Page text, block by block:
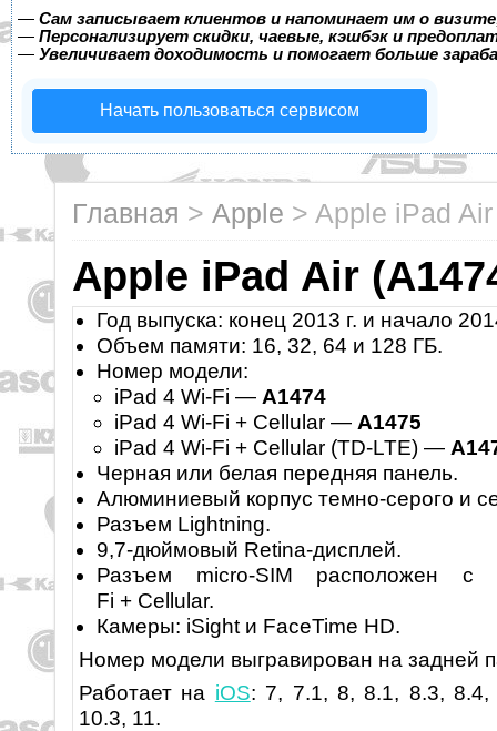
— Сам записывает клиентов и напоминает им о
— Персонализирует скидки, чаевые, кэшбэк и
— Увеличивает доходимость и помогает больше
Начать пользоваться сервисом
Главная > Apple > Apple iPad
Apple iPad Air
Год выпуска: конец 2013 г. и начало
Объем памяти: 16, 32, 64 и 128 ГБ.
Номер модели:
iPad 4 Wi-Fi — A1474
iPad 4 Wi-Fi + Cellular — A1475
iPad 4 Wi-Fi + Cellular (TD-LTE) —
Черная или белая передняя панель.
Алюминиевый корпус темно-серого и
Разъем Lightning.
9,7-дюймовый Retina-дисплей.
Разъем micro-SIM расположен с
Fi + Cellular.
Камеры: iSight и FaceTime HD.
Номер модели выгравирован на задней
Работает на iOS: 7, 7.1, 8, 8.1, 8.3,
10.3, 11.